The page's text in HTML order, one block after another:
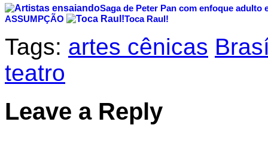
Saga de Peter Pan com enfoque adulto
ASSUMPÇÃO
Toca Raul!
Tags: artes cênicas
teatro
Leave a Reply